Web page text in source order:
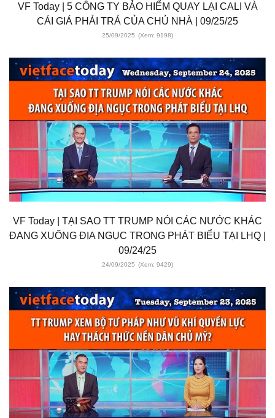
VF Today | 5 CÔNG TY BẢO HIỂM QUAY LẠI CALI VÀ
CÁI GIÁ PHẢI TRẢ CỦA CHỦ NHÀ | 09/25/25
25/09/2025 (Xem: 9198)
VF Today | TẠI SAO TT TRUMP NÓI CÁC NƯỚC KHÁC
ĐANG XUỐNG ĐỊA NGỤC TRONG PHÁT BIỂU TẠI LHQ |
09/24/25
24/09/2025 (Xem: 9429)